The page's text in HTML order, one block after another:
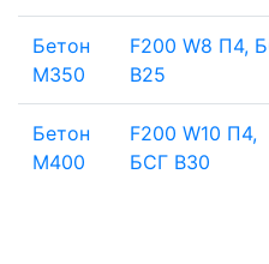
Бетон
М350
F200 W8 П4,
В25
Бетон
М400
F200 W10 П4,
БСГ В30